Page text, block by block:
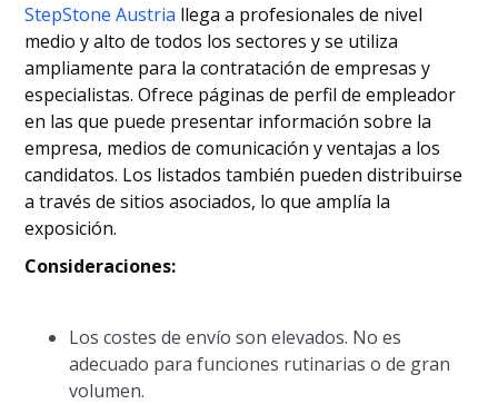
StepStone Austria llega a profesionales de nivel
medio y alto de todos los sectores y se utiliza
ampliamente para la contratación de empresas y
especialistas. Ofrece páginas de perfil de empleador
en las que puede presentar información sobre la
empresa, medios de comunicación y ventajas a los
candidatos. Los listados también pueden distribuirse
a través de sitios asociados, lo que amplía la
exposición.
Consideraciones:
Los costes de envío son elevados. No es
adecuado para funciones rutinarias o de gran
volumen.